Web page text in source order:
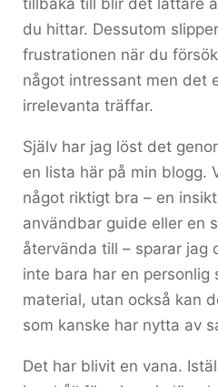
tillbaka till blir det lättare
du hittar. Dessutom
frustrationen när du
något intressant men det
irrelevanta träffar.
Själv har jag löst det
en lista här på min blogg.
något riktigt bra – en
användbar guide eller en
återvända till – sparar jag
inte bara har en personlig
material, utan också kan
som kanske har nytta av
Det har blivit en vana.